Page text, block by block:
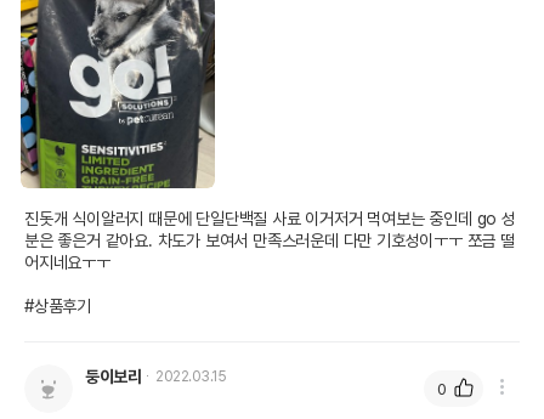
진돗개 식이알러지 때문에 단일단백질 사료 이거저거 먹여보는 중인데 go 성
분은 좋은거 같아요. 차도가 보여서 만족스러운데 다만 기호성이ㅜㅜ 쪼금 떨
어지네요ㅜㅜ
#상품후기
둥이보리 2022.03.15
0